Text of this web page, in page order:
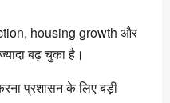
housing growth और
बढ़ चुका है।
प्रशासन के लिए बड़ी